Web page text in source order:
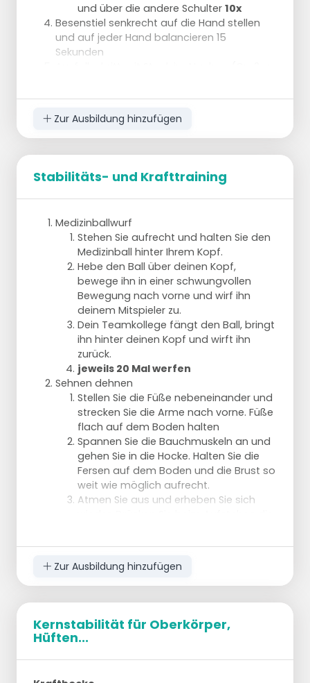
und über die andere Schulter 10x
Besenstiel senkrecht auf die Hand stellen
und auf jeder Hand balancieren 15
Sekunden
andere Knie.) Mit dem vorderen Bein einen
Ausgangsposition zurückkehren.
Bein 10 Mal
Stöcke auf Kegeln
Lauft zu zweit über alle Stöcke und sprintet
zum Ende des Feldes.
Führe seitliche Bewegungen zwischen den
Stöcken von links nach rechts und von
rechts nach links aus und sprinte dann zum
Ende des Spielfelds.
Dasselbe, aber rückwärts
Vorwärts durch die ungerade Reihe von
Stöcken und rückwärts durch die gerade
Reihe von Stöcken
Zur Ausbildung hinzufügen
Stabilitäts- und Krafttraining
Medizinballwurf
Stehen Sie aufrecht und halten Sie den
Medizinball hinter Ihrem Kopf.
Hebe den Ball über deinen Kopf,
bewege ihn in einer schwungvollen
Bewegung nach vorne und wirf ihn
deinem Mitspieler zu.
Dein Teamkollege fängt den Ball, bringt
ihn hinter deinen Kopf und wirft ihn
zurück.
jeweils 20 Mal werfen
Sehnen dehnen
Stellen Sie die Füße nebeneinander und
strecken Sie die Arme nach vorne. Füße
flach auf dem Boden halten
Spannen Sie die Bauchmuskeln an und
gehen Sie in die Hocke. Halten Sie die
Fersen auf dem Boden und die Brust so
weit wie möglich aufrecht.
Atmen Sie aus und erheben Sie sich
Beinmuskeln angespannt werden.
Crunch im Stehen
Stehen Sie aufrecht und stellen Sie das
linke Bein vor das rechte Bein.
Verlagern Sie Ihr Gewicht auf das
vordere Bein und heben Sie das rechte
Knie bis zur Hüfte.
Mit dem linken Fuß auf Zehenspitzen
Zur Ausbildung hinzufügen
Kernstabilität für Oberkörper,
Hüften...